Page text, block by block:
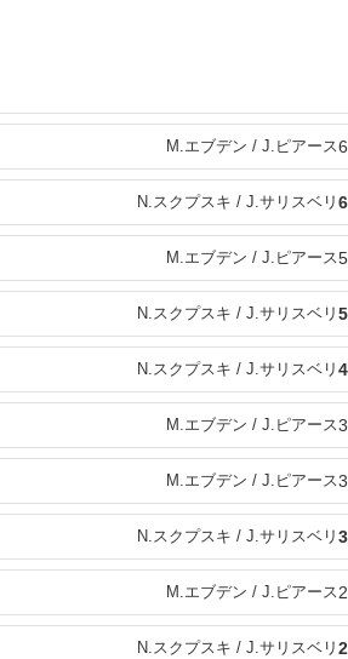
M.エブデン / J.ピアース6
N.スクプスキ / J.サリスベリ 6
M.エブデン / J.ピアース5
N.スクプスキ / J.サリスベリ 5
N.スクプスキ / J.サリスベリ 4
M.エブデン / J.ピアース3
M.エブデン / J.ピアース3
N.スクプスキ / J.サリスベリ 3
M.エブデン / J.ピアース2
N.スクプスキ / J.サリスベリ 2